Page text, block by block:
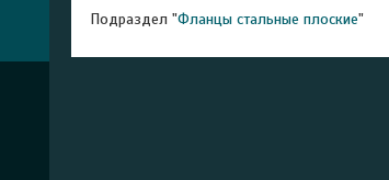
Подраздел "Фланцы стальные плоские"